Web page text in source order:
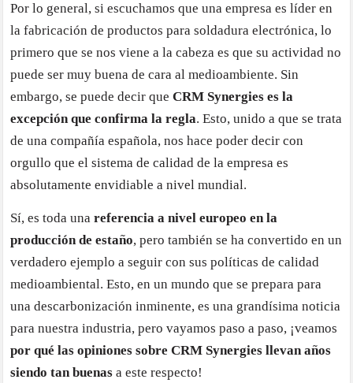
Por lo general, si escuchamos que una empresa es líder en
la fabricación de productos para soldadura electrónica, lo
primero que se nos viene a la cabeza es que su actividad no
puede ser muy buena de cara al medioambiente. Sin
embargo, se puede decir queCRM Synergies es la
excepción que confirma la regla. Esto, unido a que se trata
de una compañía española, nos hace poder decir con
orgullo que el sistema de calidad de la empresa es
absolutamente envidiable a nivel mundial.
Sí, es toda unareferencia a nivel europeo en la
producción de estaño, pero también se ha convertido en un
verdadero ejemplo a seguir con sus políticas de calidad
medioambiental. Esto, en un mundo que se prepara para
una descarbonización inminente, es una grandísima noticia
para nuestra industria, pero vayamos paso a paso, ¡veamos
por qué las opiniones sobre CRM Synergies llevan años
siendo tan buenas a este respecto!